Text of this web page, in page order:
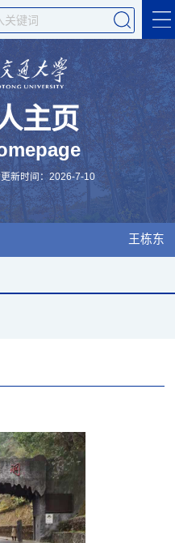
个人首页
科学研究
学术成果
教学工作
主页
新时间：2026-7-10
王栋东